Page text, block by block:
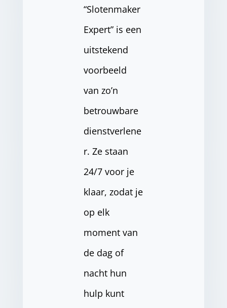
“Slotenmaker
Expert” is een
uitstekend
voorbeeld
van zo’n
betrouwbare
dienstverlene
r. Ze staan
24/7 voor je
klaar, zodat je
op elk
moment van
de dag of
nacht hun
hulp kunt